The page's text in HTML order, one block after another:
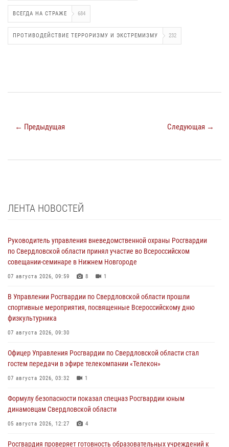
ВСЕГДА НА СТРАЖЕ 684
ПРОТИВОДЕЙСТВИЕ ТЕРРОРИЗМУ И ЭКСТРЕМИЗМУ 232
← Предыдущая Следующая →
ЛЕНТА НОВОСТЕЙ
Руководитель управления вневедомственной охраны Росгвардии
по Свердловской области принял участие во Всероссийском
совещании-семинаре в Нижнем Новгороде
07 августа 2026, 09:59 8 1
В Управлении Росгвардии по Свердловской области прошли
спортивные мероприятия, посвященные Всероссийскому дню
физкультурника
07 августа 2026, 09:30
Офицер Управления Росгвардии по Свердловской области стал
гостем передачи в эфире телекомпании «Телекон»
07 августа 2026, 03:32 1
Формулу безопасности показал спецназ Росгвардии юным
динамовцам Свердловской области
05 августа 2026, 12:27 4
Росгвардия проверяет готовность образовательных учреждений к